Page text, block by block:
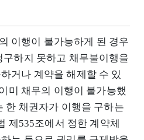
이행이 불가능하게 된 경우
하지 못하고 채무불이행을
거나 계약을 해제할 수 있
미 채무의 이행이 불가능했
한 채권자가 이행을 구하는
제535조에서 정한 계약체